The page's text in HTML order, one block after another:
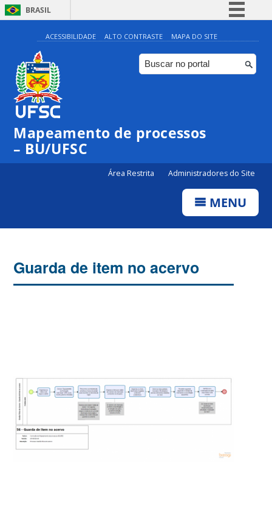
BRASIL
Simplifique!
Comunica BR
Participe
Canais
ACESSIBILIDADE ALTO CONTRASTE MAPA DO SITE
Mapeamento de processos
– BU/UFSC
Área Restrita Administradores do Site
MENU
Guarda de item no acervo